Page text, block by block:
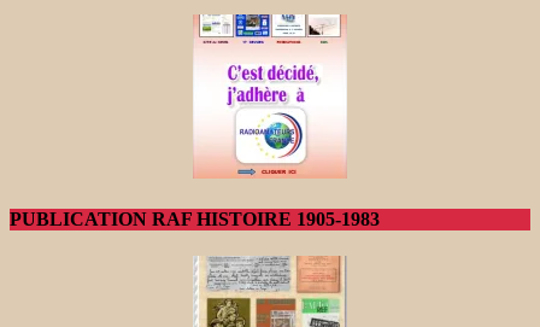
PUBLICATION RAF HISTOIRE 1905-1983